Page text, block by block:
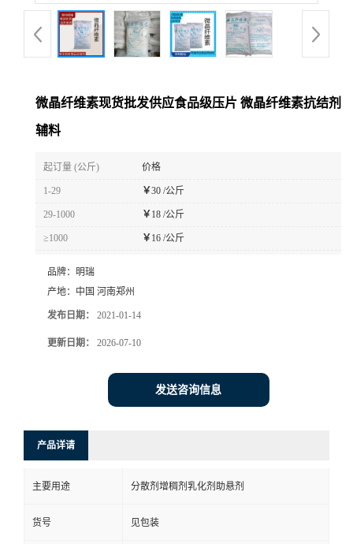
微晶纤维素现货批发供应食品级压片 微晶纤维素抗结剂
辅料
起订量 (公斤) 价格
1-29 ￥30 /公斤
29-1000 ￥ 18 /公斤
≥1000 ￥ 16 /公斤
品牌： 明瑞
产地： 中国 河南郑州
发布日期： 2021-01-14
更新日期： 2026-07-10
发送咨询信息
产品详请
主要用途 分散剂增稠剂乳化剂助悬剂
货号 见包装